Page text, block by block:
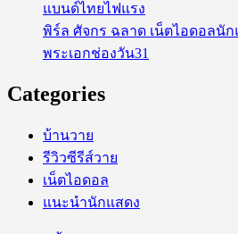
แบนด์ไทยไฟแรง
พิร์ล ศัจกร ฉลาด เน็ตไอดอลนั
พระเอกช่องวัน31
Categories
บ้านวาย
รีวิวซีรีส์วาย
เน็ตไอดอล
แนะนำนักแสดง